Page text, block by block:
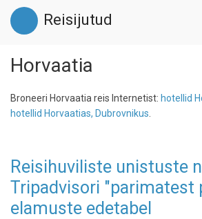
Liigu
edasi
põhisisu
Reisijutud
Horvaatia
Broneeri Horvaatia reis Internetist: hotellid
hotellid Horvaatias, Dubrovnikus
Reisihuviliste unistuste
Tripadvisori "parimatest
elamuste edetabel